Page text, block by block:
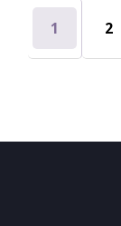
1 2